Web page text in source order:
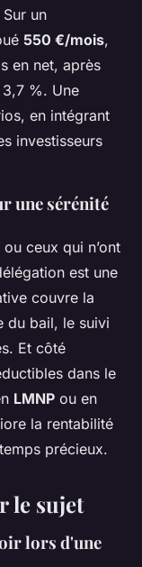
un
550 €/mois,
en net, après
%. Une
en intégrant
investisseurs
une sérénité
ceux qui n’ont
est une
couvre la
du bail, le suivi
Et côté
dans le
LMNP ou en
la rentabilité
précieux.
le sujet
lors d'une